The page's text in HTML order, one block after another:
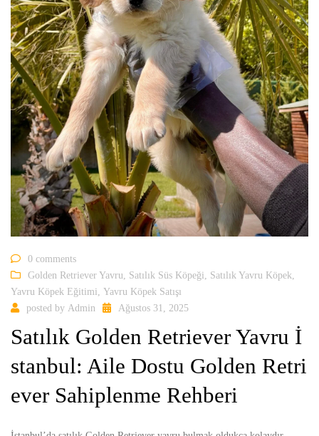
0 comments
Golden Retriever Yavru
Satılık Süs Köpeği Satılık Yavru Köpek
Yavru Köpek Eğitimi Yavru Köpek Satışı
posted by Admin Ağustos 31, 2025
Satılık Golden Retriever Yavru İ
stanbul: Aile Dostu Golden Retri
ever Sahiplenme Rehberi